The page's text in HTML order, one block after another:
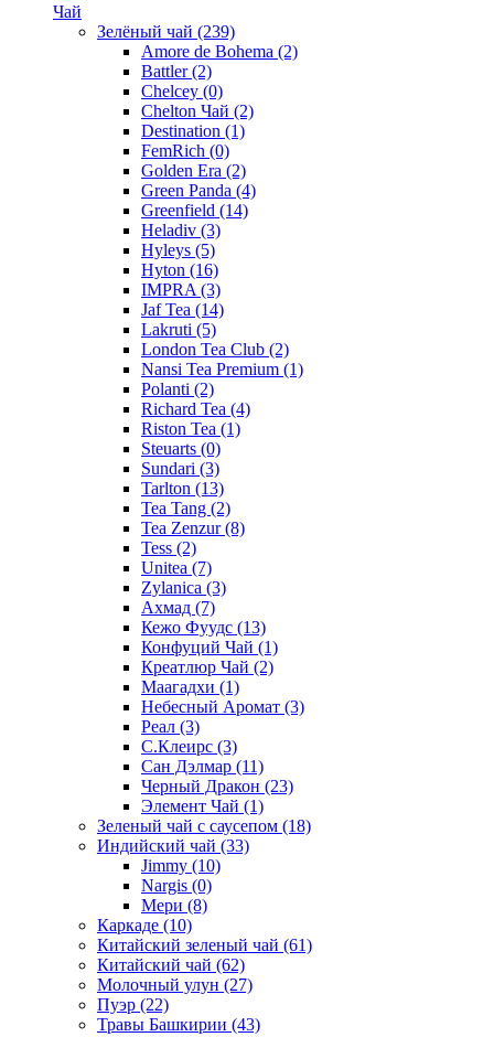
Чай
Зелёный чай (239)
Amore de Bohema (2)
Battler(2)
Chelcey (0)
Chelton Чай (2)
Destination (1)
FemRich (0)
Golden Era (2)
Green Panda (4)
Greenfield (14)
Heladiv (3)
Hyleys (5)
Hyton (16)
IMPRA (3)
Jaf Tea (14)
Lakruti (5)
London Tea Club (2)
Nansi Tea Premium (1)
Polanti (2)
Richard Tea (4)
Riston Tea (1)
Steuarts (0)
Sundari (3)
Tarlton (13)
Tea Tang (2)
Tea Zenzur(8)
Tess (2)
Unitea (7)
Zylanica (3)
Ахмад (7)
Кежо Фуудс (13)
Конфуций Чай (1)
Креатлюр Чай (2)
Маагадхи (1)
Небесный Аромат (3)
Реал (3)
С.Клеирс (3)
Сан Дэлмар (11)
Черный Дракон (23)
Элемент Чай (1)
Зеленый чай с саусепом (18)
Индийский чай (33)
Jimmy (10)
Nargis (0)
Мери (8)
Каркаде (10)
Китайский зеленый чай (61)
Китайский чай (62)
Молочный улун (27)
Пуэр (22)
Травы Башкирии (43)